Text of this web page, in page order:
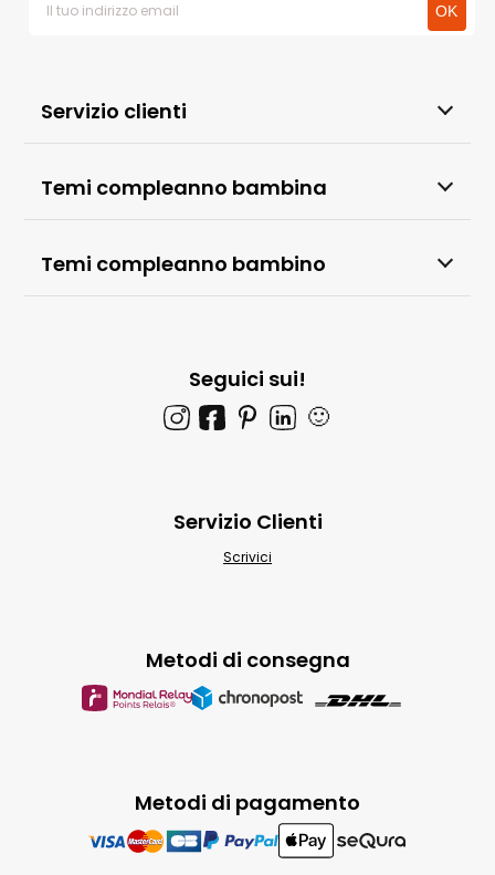
Servizio clienti
Temi compleanno bambina
Temi compleanno bambino
Seguici sui!
🙂
Metodi di pagamento
Metodi di consegna
Servizio Clienti
Scrivici